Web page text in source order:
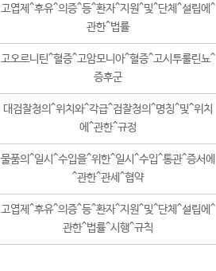
고엽제^후유^의증^등^환자^지원^및^단체^설립에^
관한^법률
고오르니틴^혈증^고암모니아^혈증^고시투룰린뇨^
증후군
대검찰청의^위치와^각급^검찰청의^명칭^및^위치
에^관한^규정
물품의^일시^수입을^위한^일시^수입^통관^증서에
^관한^관세^협약
고엽제^후유^의증^등^환자^지원^및^단체^설립에^
관한^법률^시행^규칙